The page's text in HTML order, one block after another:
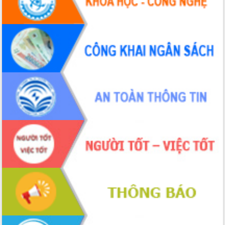
Hội thảo khoa học “Giải pháp thúc đẩy
phát triển nền kinh tế xanh tại tỉnh
Đắk Lắk”
Tăng cường giám sát, đôn đốc thực
hiện nhiệm vụ quản lý tài sản công
hàng tuần
Tháo gỡ những vướng mắc, đẩy mạnh
công tác cải cách thủ tục hành chính
tại Trung tâm Phục vụ hành chính
công tỉnh
Đắk Lắk: Tôn vinh 46 giải pháp tại Hội
thi Sáng tạo Kỹ thuật 2024 - 2025
Đắk Lắk rà soát, điều chỉnh Đề án 190
về phát triển nuôi trồng thủy sản
Phó Chủ tịch UBND tỉnh Đắk Lắk
Trương Công Thái kiểm tra thực địa
Dự án cao tốc Khánh Hòa - Buôn Ma
Thuột
Định vị cà phê Việt Nam như một “di
sản sống” trong dòng chảy toàn cầu